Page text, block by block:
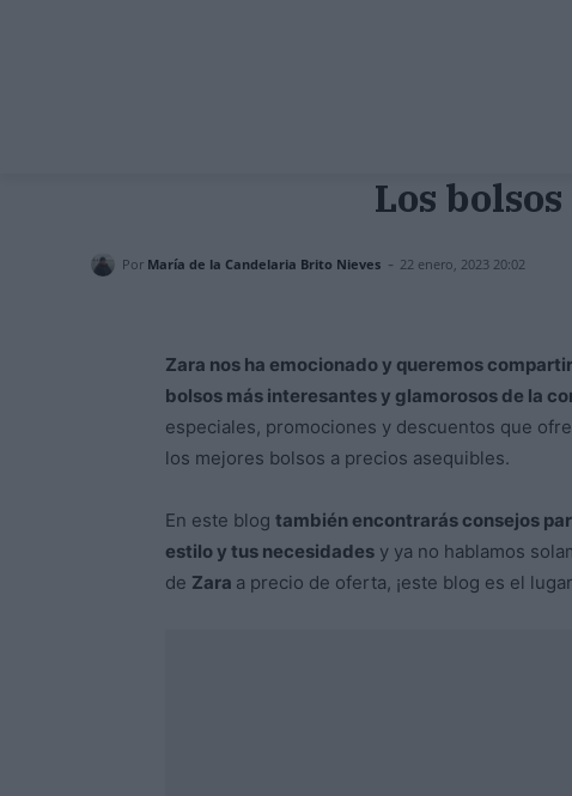
Los
Por María de la Candelaria Brito Nieves - 22 enero, 2023 20:02
Zara nos ha emocionado y queremos
bolsos más interesantes y glamorosos de la
especiales, promociones y descuentos que
los mejores bolsos a precios asequibles.
En este blog también encontrarás consejos
estilo y tus necesidades y ya no hablamos
de Zara a precio de oferta, ¡este blog es el